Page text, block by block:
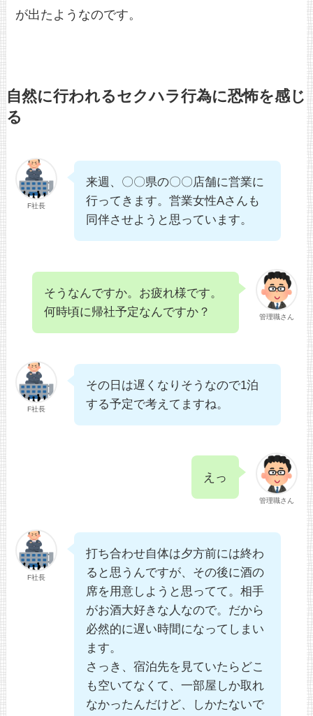
が出たようなのです。
自然に行われるセクハラ行為に恐怖を感じ
る
F社長
来週、〇〇県の〇〇店舗に営業に
行ってきます。営業女性Aさんも
同伴させようと思っています。
管理職さん
そうなんですか。お疲れ様です。
何時頃に帰社予定なんですか？
F社長
その日は遅くなりそうなので1泊
する予定で考えてますね。
管理職さん
えっ
F社長
打ち合わせ自体は夕方前には終わ
ると思うんですが、その後に酒の
席を用意しようと思ってて。相手
がお酒大好きな人なので。だから
必然的に遅い時間になってしまい
ます。
さっき、宿泊先を見ていたらどこ
も空いてなくて、一部屋しか取れ
なかったんだけど、しかたないで